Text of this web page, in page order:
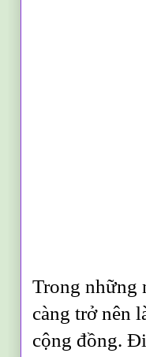
Trong những
càng trở nên
cộng đồng.